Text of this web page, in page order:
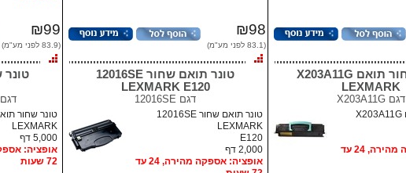
₪98
(83.1 לפני מע"מ)
₪99
(83.9 לפני מע"מ)
טונר שחור תואם X203A11G
LEXMARK
דגםX203A11G
טונר תואם שחור 12016SE
LEXMARK E120
דגם 12016SE דגם
טונר שחור תואם X203A11G
אופציה: אספקה מהירה, 24 עד
טונר תואם שחור 12016SE
LEXMARK
E120
2,000 דף
אופציה: אספקה מהירה, 24 עד
LEXMARK
5,000 דף
72 שעות